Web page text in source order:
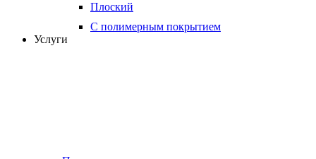
Плоский
С полимерным покрытием
Услуги